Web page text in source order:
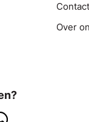
Contact
Over